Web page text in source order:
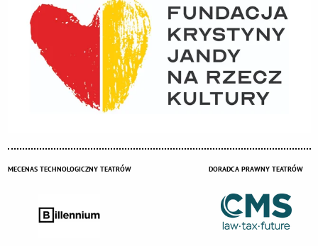
MECENAS TECHNOLOGICZNY TEATRÓW DORADCA PRAWNY TEATRÓW